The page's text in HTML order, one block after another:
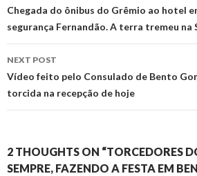
navigation
Chegada do ônibus do Grêmio ao hotel
segurança Fernandão. A terra tremeu na
NEXT POST
Vídeo feito pelo Consulado de Bento
torcida na recepção de hoje
2 THOUGHTS ON “TORCEDORES
SEMPRE, FAZENDO A FESTA EM